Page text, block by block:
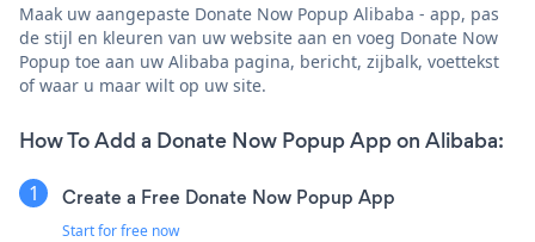
Maak uw aangepaste Donate Now Popup Alibaba - app, pas
de stijl en kleuren van uw website aan en voeg Donate Now
Popup toe aan uw Alibaba pagina, bericht, zijbalk, voettekst
of waar u maar wilt op uw site.
How To Add a Donate Now Popup App on Alibaba:
Create a Free Donate Now Popup App
Start for free now